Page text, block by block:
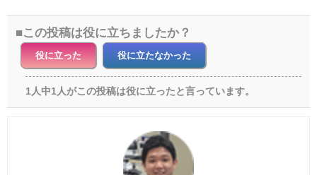
この投稿は役に立ちましたか？
役に立った 役に立たなかった
1人中1人がこの投稿は役に立ったと言っています。